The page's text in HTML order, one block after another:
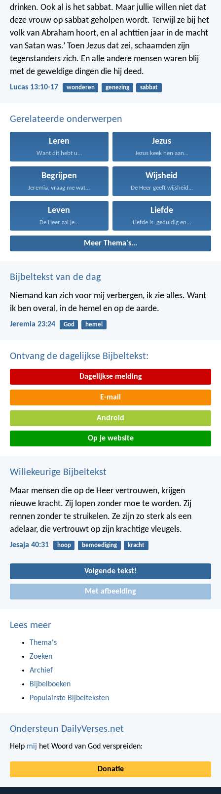
drinken. Ook al is het sabbat. Maar jullie willen niet dat
deze vrouw op sabbat geholpen wordt. Terwijl ze bij het
volk van Abraham hoort, en al achttien jaar in de macht
van Satan was.’ Toen Jezus dat zei, schaamden zijn
tegenstanders zich. En alle andere mensen waren blij
met de geweldige dingen die hij deed.
Lucas 13:10-17 wonderen genezing sabbat
Gerelateerde onderwerpen
Leren
Want dit hebt u...
Jezus
Jezus keek hen aan...
Begrijpen
Jeremia, vraag me wat...
Wijsheid
De Heer geeft wijsheid...
Leven
De Heer zal je...
Liefde
Liefde is: geduldig en...
Meer Thema's...
Bijbeltekst van de dag
Niemand kan zich voor mij verbergen, ik zie alles. Want
ik ben overal, in de hemel en op de aarde.
Jeremia 23:24 God hemel
Ontvang de dagelijkse Bijbeltekst:
Dagelijkse melding
E-mail
Android
Op je website
Willekeurige Bijbeltekst
Maar mensen die op de Heer vertrouwen, krijgen
nieuwe kracht. Zij lopen zonder moe te worden. Zij
rennen zonder te struikelen. Ze zijn zo sterk als een
adelaar, die vertrouwt op zijn krachtige vleugels.
Jesaja 40:31 hoop bemoediging kracht
Volgende tekst!
Met afbeelding
Lees meer
Thema's
Zoeken
Archief
Bijbelboeken
Populairste Bijbelteksten
Ondersteun DailyVerses.net
Help mij het Woord van God verspreiden:
Donatie